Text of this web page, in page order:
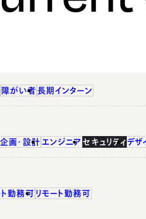
障がい者 長期インターン
企画・設計 エンジニア セキュリティ デザ
ト勤務可 リモート勤務可